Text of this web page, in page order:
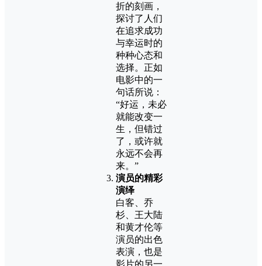
折的刻画，
探讨了人们
在追求成功
与幸运时的
种种心态和
选择。正如
电影中的一
句话所说：
“好运，未必
就能改变一
生，但错过
了，或许就
永远不会再
来。”
演员的精彩
演绎
白客、乔
杉、王大陆
和黄才伦等
演员的出色
表演，也是